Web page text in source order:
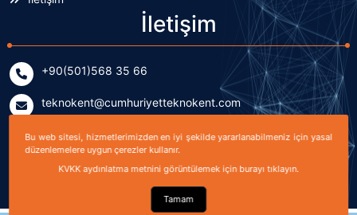
İletişim
+90(501)568 35 66
teknokent@cumhuriyetteknokent.com
Yenişehir Mahallesi Kardeşler Caddesi No: 7/2 (B Blok)
Sivas, TÜRKİYE
Bu web sitesi, hizmetlerimizden en iyi şekilde yararlanabilmeniz için yasal
düzenlemelere uygun çerezler kullanır.
KVKK aydınlatma metnini görüntülemek için burayı tıklayın.
Tamam